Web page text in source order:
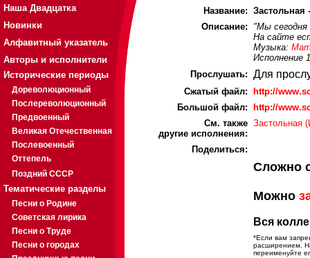
Наша Двадцатка
Новинки
Алфавитный указатель
Авторы и исполнители
Исторические периоды
Дореволюционный
Послереволюционный
Предвоенный
Великая Отечественная
Послевоенный
Оттепель
Поздний СССР
Тематические разделы
Песни о Родине
Советская лирика
Песни о Труде
Песни о городах
Название: Застольная
Описание:
"Мы сегодня
На сайте
Музыка:
Исполнение
Прослушать: Для
Cжатый файл:
http://
Большой файл:
http://
См. также
другие исполнения:
Застольная
Поделиться:
Сложно
Можно
Вся
*Если вам
расширением.
переименуйте